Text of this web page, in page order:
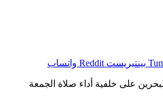
بينتيريست واتساب